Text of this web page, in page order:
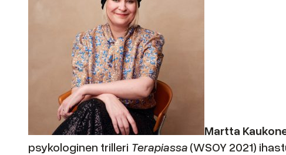
Martta
psykologinen trilleri Terapiassa (WSOY 2021)